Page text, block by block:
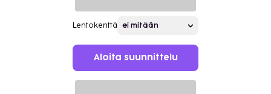
Lentokenttä
Aloita suunnittelu